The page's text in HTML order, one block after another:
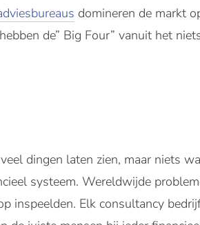
domineren de markt
de” Big Four” vanuit het
dingen laten zien, maar niets
systeem. Wereldwijde
inspeelden. Elk consultancy